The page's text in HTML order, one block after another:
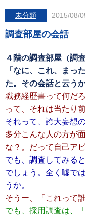
未分類 2015/08/
調査部屋の会話
４階の調査部屋（調
「なに、これ、まっ
た。その会話と云う
職務経歴書って何だ
って、それは当たり
それって、誇大妄想
多分こんな人の方が
な？。だって自己ア
でも、調査してみる
でしょう。全く嘘で
うか。
そうー、「これって
でも、採用調査は、